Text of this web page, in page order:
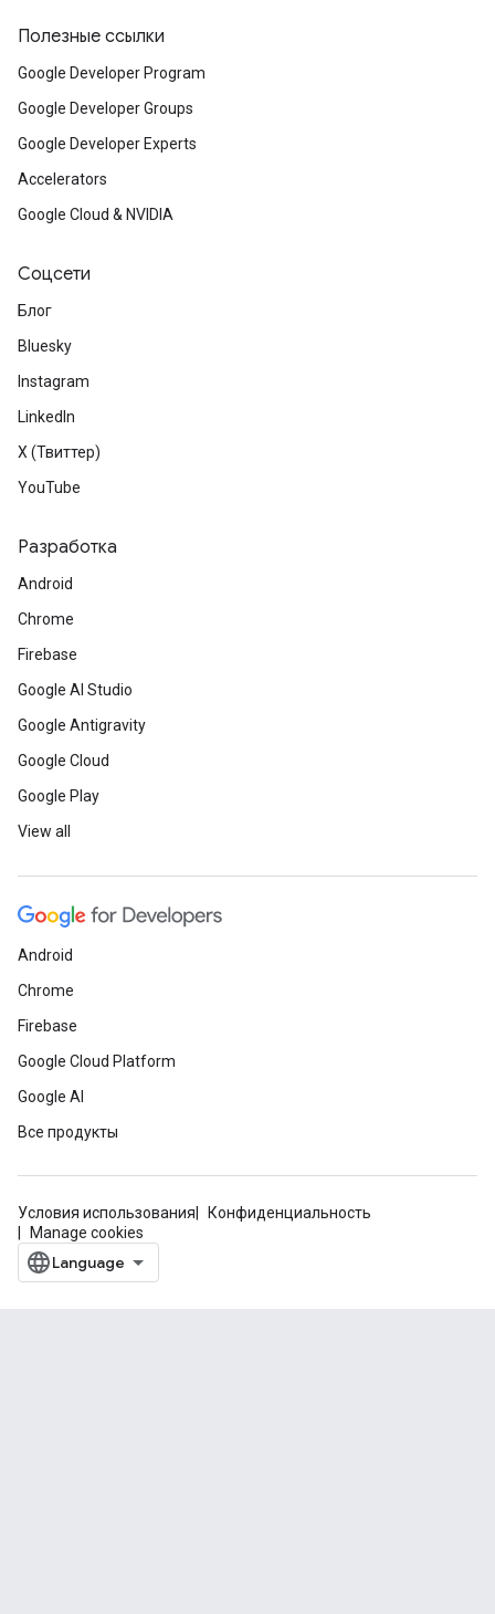
Полезные ссылки
Google Developer Program
Google Developer Groups
Google Developer Experts
Accelerators
Google Cloud & NVIDIA
Соцсети
Блог
Bluesky
Instagram
LinkedIn
X (Твиттер)
YouTube
Разработка
Android
Chrome
Firebase
Google AI Studio
Google Antigravity
Google Cloud
Google Play
View all
Android
Chrome
Firebase
Google Cloud Platform
Google AI
Все продукты
Условия использования
Конфиденциальность
Manage cookies